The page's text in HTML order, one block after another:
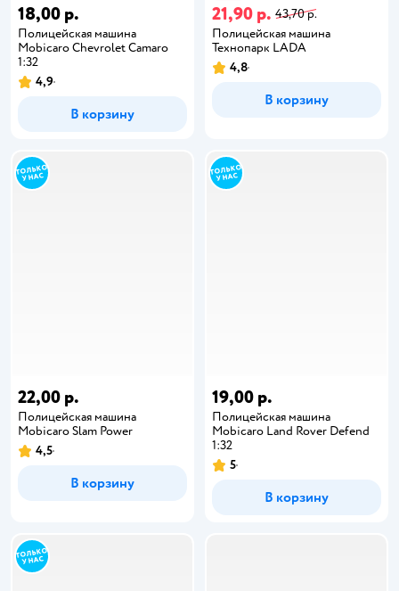
18,00 р.
Полицейская машина
Mobicaro Chevrolet Camaro
1:32
4,9
В корзину
21,90 р. 43,70 р.
Полицейская машина
Технопарк LADA
4,8
В корзину
22,00 р.
Полицейская машина
Mobicaro Slam Power
4,5
В корзину
19,00 р.
Полицейская машина
Mobicaro Land Rover Defend
1:32
5
В корзину